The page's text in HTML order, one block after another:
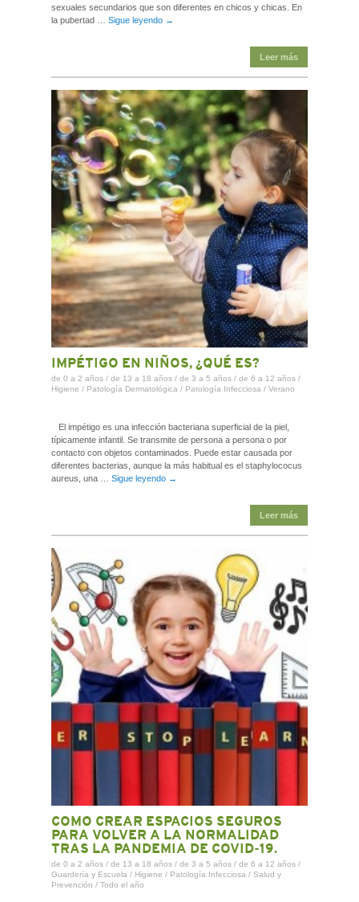
sexuales secundarios que son diferentes en chicos y chicas. En
la pubertad … Sigue leyendo →
Leer más
IMPÉTIGO EN NIÑOS, ¿QUÉ ES?
de 0 a 2 años / de 13 a 18 años / de 3 a 5 años / de 6 a 12 años /
Higiene / Patología Dermatológica / Patología Infecciosa / Verano
El impétigo es una infección bacteriana superficial de la piel,
típicamente infantil. Se transmite de persona a persona o por
contacto con objetos contaminados. Puede estar causada por
diferentes bacterias, aunque la más habitual es el staphylococus
aureus, una … Sigue leyendo →
Leer más
COMO CREAR ESPACIOS SEGUROS
PARA VOLVER A LA NORMALIDAD
TRAS LA PANDEMIA DE COVID-19.
de 0 a 2 años / de 13 a 18 años / de 3 a 5 años / de 6 a 12 años /
Guardería y Escuela / Higiene / Patología Infecciosa / Salud y
Prevención / Todo el año